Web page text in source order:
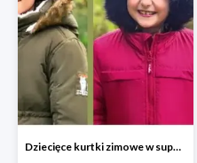
Dziecięce kurtki zimowe w super cenach!